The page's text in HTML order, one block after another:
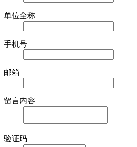
单位全称
手机号
邮箱
留言内容
验证码